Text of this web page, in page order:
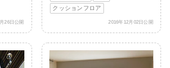
26日公開
クッションフロア
2016年12月02日公開